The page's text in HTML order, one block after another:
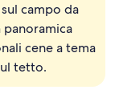
lettini
campo da
panoramica
cene a tema
tetto.